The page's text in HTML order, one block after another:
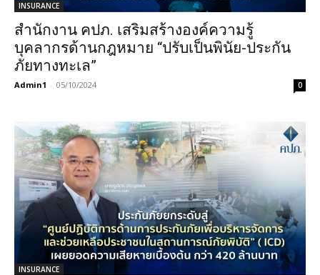
INSURANCE
สำนักงาน คปภ. เสริมสร้างองค์ความรู้
บุคลากรด้านกฎหมาย “ปรับเป็นพินัย-ประกัน
ภัยทางทะเล”
Admin1 - 05/10/2024 0
INSURANCE